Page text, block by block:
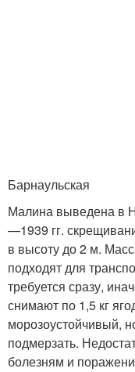
Барнаульская
Малина выведена в
—1939 гг.
в высоту до 2 м.
подходят для
требуется сразу,
снимают по 1,5 кг
морозоустойчивый,
подмерзать.
болезням и